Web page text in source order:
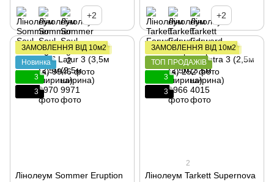
+2 +2
ЗАМОВЛЕННЯ ВІД 10м2
Новинка
3
3
Лінолеум Sommer Eruption
ЗАМОВЛЕННЯ ВІД 10м2
ТОП ПРОДАЖІВ
3
3
2
Лінолеум Tarkett Supernova